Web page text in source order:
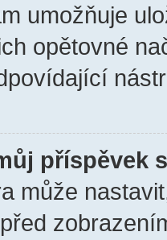
umožňuje
opětovné
příspěvek
může